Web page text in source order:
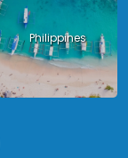
Philippines